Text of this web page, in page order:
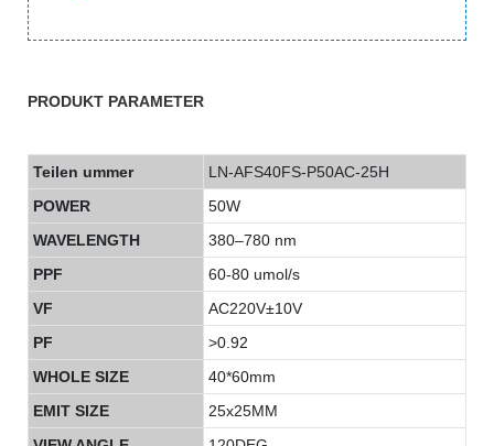
PRODUKT PARAMETER
Teilen ummer
LN-AFS40FS-P50AC-25H
POWER
50W
WAVELENGTH
380–780 nm
PPF
60-80 umol/s
VF
AC220V±10V
PF
>0.92
WHOLE SIZE
40*60mm
EMIT SIZE
25x25MM